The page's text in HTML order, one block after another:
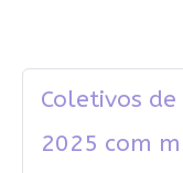
Coletivos
2025 com